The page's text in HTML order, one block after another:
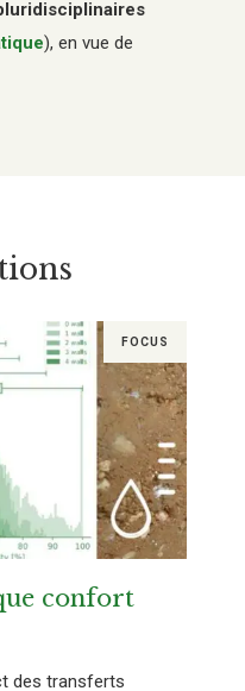
), en vue de
FOCUS
confort
des transferts